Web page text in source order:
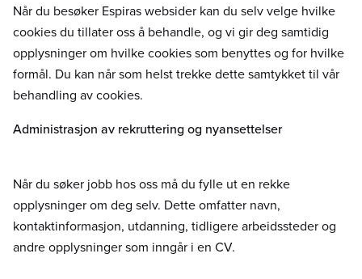
Når du besøker Espiras websider kan du selv velge hvilke
cookies du tillater oss å behandle, og vi gir deg samtidig
opplysninger om hvilke cookies som benyttes og for hvilke
formål. Du kan når som helst trekke dette samtykket til vår
behandling av cookies.
Administrasjon av rekruttering og nyansettelser
Når du søker jobb hos oss må du fylle ut en rekke
opplysninger om deg selv. Dette omfatter navn,
kontaktinformasjon, utdanning, tidligere arbeidssteder og
andre opplysninger som inngår i en CV.